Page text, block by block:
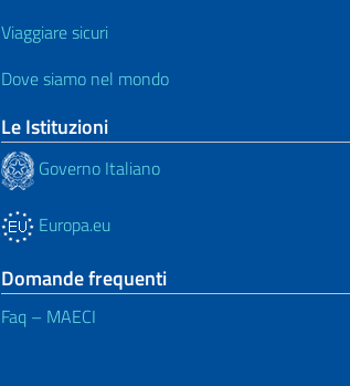
Viaggiare sicuri
Dove siamo nel mondo
Le Istituzioni
Governo Italiano
Europa.eu
Domande frequenti
Faq – MAECI